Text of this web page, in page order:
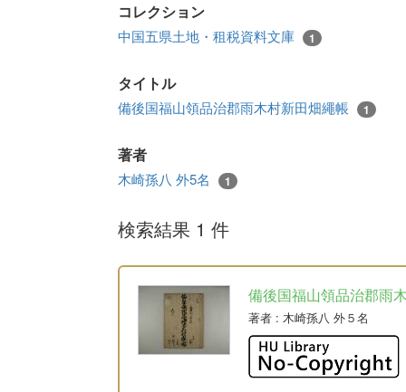
コレクション
中国五県土地・租税資料文庫 1
タイトル
備後国福山領品治郡雨木村新田畑繩帳 1
著者
木崎孫八 外5名 1
検索結果 1 件
備後国福山領品治郡雨
著者 : 木崎孫八 外５名